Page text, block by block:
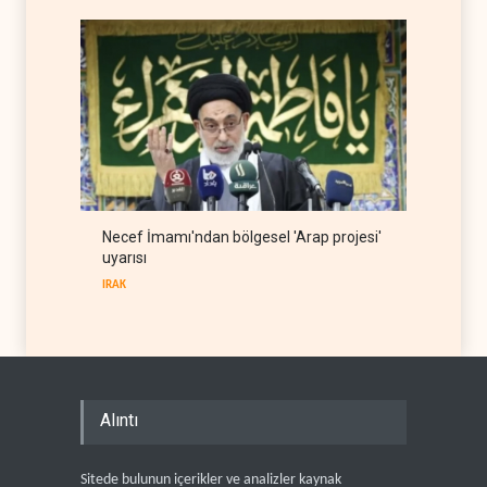
Necef İmamı'ndan bölgesel 'Arap projesi'
uyarısı
IRAK
Alıntı
Sitede bulunun içerikler ve analizler kaynak